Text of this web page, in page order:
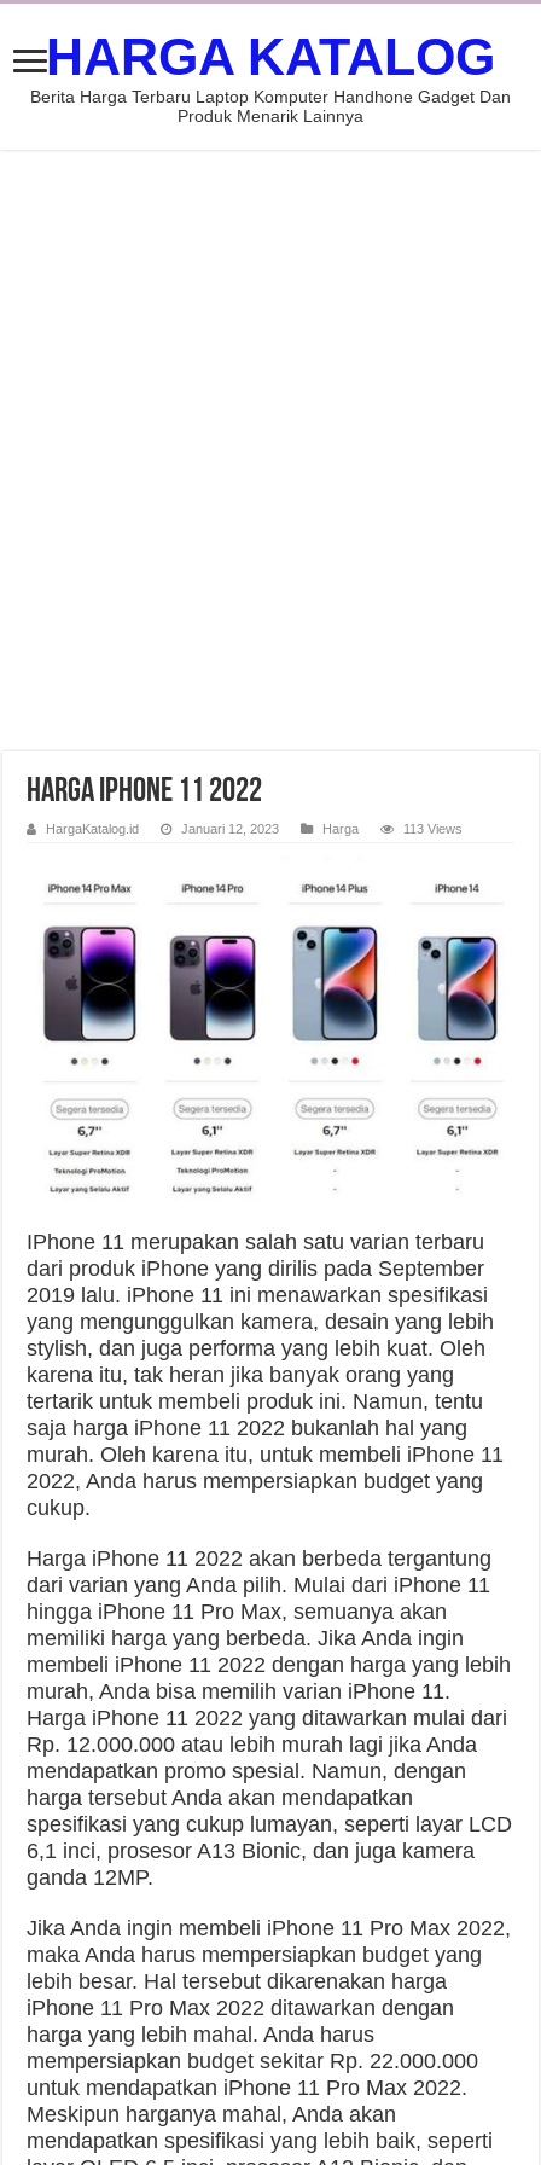
HARGA KATALOG
Berita Harga Terbaru Laptop Komputer Handhone Gadget Dan
Produk Menarik Lainnya
Harga iPhone 11 2022
HargaKatalog.id Januari 12, 2023 Harga 113 Views
IPhone 11 merupakan salah satu varian terbaru
dari produk iPhone yang dirilis pada September
2019 lalu. iPhone 11 ini menawarkan spesifikasi
yang mengunggulkan kamera, desain yang lebih
stylish, dan juga performa yang lebih kuat. Oleh
karena itu, tak heran jika banyak orang yang
tertarik untuk membeli produk ini. Namun, tentu
saja harga iPhone 11 2022 bukanlah hal yang
murah. Oleh karena itu, untuk membeli iPhone 11
2022, Anda harus mempersiapkan budget yang
cukup.
Harga iPhone 11 2022 akan berbeda tergantung
dari varian yang Anda pilih. Mulai dari iPhone 11
hingga iPhone 11 Pro Max, semuanya akan
memiliki harga yang berbeda. Jika Anda ingin
membeli iPhone 11 2022 dengan harga yang lebih
murah, Anda bisa memilih varian iPhone 11.
Harga iPhone 11 2022 yang ditawarkan mulai dari
Rp. 12.000.000 atau lebih murah lagi jika Anda
mendapatkan promo spesial. Namun, dengan
harga tersebut Anda akan mendapatkan
spesifikasi yang cukup lumayan, seperti layar LCD
6,1 inci, prosesor A13 Bionic, dan juga kamera
ganda 12MP.
Jika Anda ingin membeli iPhone 11 Pro Max 2022,
maka Anda harus mempersiapkan budget yang
lebih besar. Hal tersebut dikarenakan harga
iPhone 11 Pro Max 2022 ditawarkan dengan
harga yang lebih mahal. Anda harus
mempersiapkan budget sekitar Rp. 22.000.000
untuk mendapatkan iPhone 11 Pro Max 2022.
Meskipun harganya mahal, Anda akan
mendapatkan spesifikasi yang lebih baik, seperti